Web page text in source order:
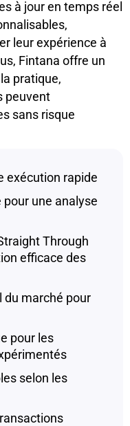
à jour en temps réel
leur expérience à
Fintana offre un
pratique,
peuvent
sans risque
exécution rapide
pour une analyse
Through
efficace des
du marché pour
pour les
selon les